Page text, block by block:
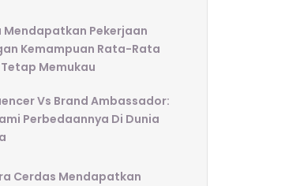
Mendapatkan Pekerjaan
Kemampuan Rata-Rata
Memukau
Vs Brand Ambassador:
Perbedaannya Di Dunia
Cerdas Mendapatkan